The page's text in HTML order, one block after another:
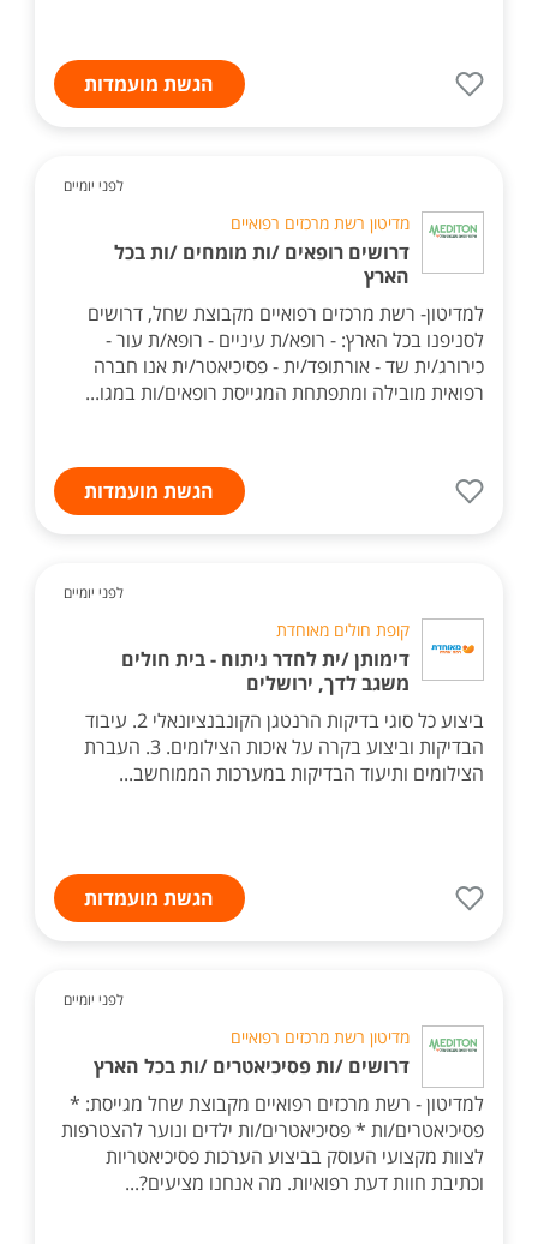
הגשת מועמדות
לפני יומיים
מדיטון רשת מרכזים רפואיים
דרושים רופאים /ות מומחים /ות בכל
הארץ
למדיטון- רשת מרכזים רפואיים מקבוצת שחל, דרושים
לסניפנו בכל הארץ: - רופא/ת עיניים - רופא/ת עור -
כירורג/ית שד - אורתופד/ית - פסיכיאטר/ית אנו חברה
רפואית מובילה ומתפתחת המגייסת רופאים/ות במגו...
הגשת מועמדות
לפני יומיים
קופת חולים מאוחדת
דימותן /ית לחדר ניתוח - בית חולים
משגב לדך, ירושלים
ביצוע כל סוגי בדיקות הרנטגן הקונבנציונאלי 2. עיבוד
הבדיקות וביצוע בקרה על איכות הצילומים. 3. העברת
הצילומים ותיעוד הבדיקות במערכות הממוחשב...
הגשת מועמדות
לפני יומיים
מדיטון רשת מרכזים רפואיים
דרושים /ות פסיכיאטרים /ות בכל הארץ
למדיטון - רשת מרכזים רפואיים מקבוצת שחל מגייסת: *
פסיכיאטרים/ות * פסיכיאטרים/ות ילדים ונוער להצטרפות
לצוות מקצועי העוסק בביצוע הערכות פסיכיאטריות
וכתיבת חוות דעת רפואיות. מה אנחנו מציעים?...